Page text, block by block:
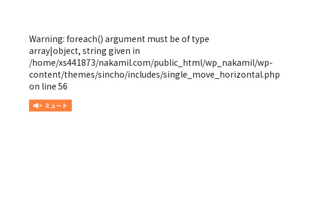
Warning: foreach() argument must be of type
array|object, string given in
/home/xs441873/nakamil.com/public_html/wp_nakamil/wp-
content/themes/sincho/includes/single_move_horizontal.php
on line 56